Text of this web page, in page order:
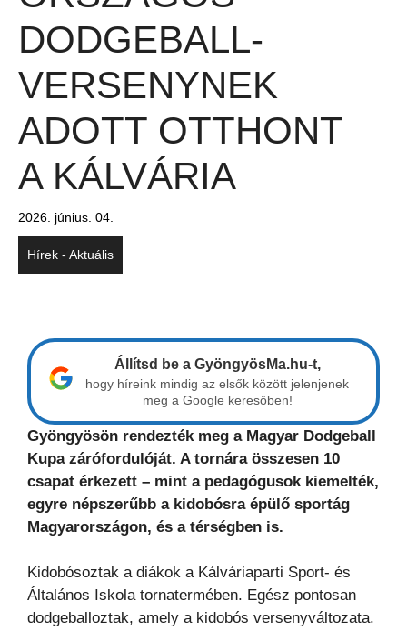
DODGEBALL-
VERSENYNEK
ADOTT OTTHONT
A KÁLVÁRIA
2026. június. 04.
Hírek - Aktuális
Állítsd be a GyöngyösMa.hu-t,
hogy híreink mindig az elsők között jelenjenek
meg a Google keresőben!
Gyöngyösön rendezték meg a Magyar Dodgeball
Kupa zárófordulóját. A tornára összesen 10
csapat érkezett – mint a pedagógusok kiemelték,
egyre népszerűbb a kidobósra épülő sportág
Magyarországon, és a térségben is.
Kidobósoztak a diákok a Kálváriaparti Sport- és
Általános Iskola tornatermében. Egész pontosan
dodgeballoztak, amely a kidobós versenyváltozata.